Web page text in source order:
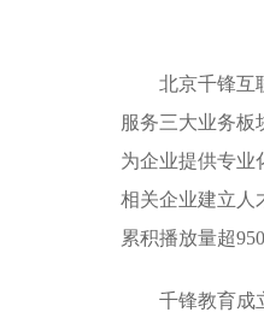
北京千锋互
服务三大业务板
为企业提供专业
相关企业建立人
累积播放量超
千锋教育成